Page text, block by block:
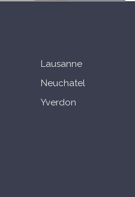
Lausanne
Neuchatel
Yverdon